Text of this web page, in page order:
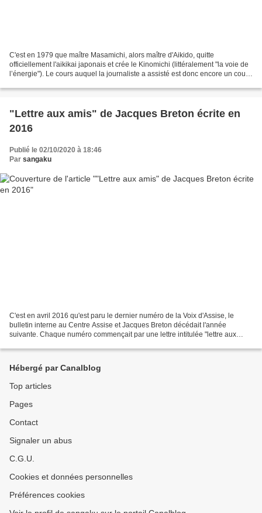
C'est en 1979 que maître Masamichi, alors maître d'Aikido, quitte
officiellement l'aikikai japonais et crée le Kinomichi (littéralement "la voie de
l’énergie"). Le cours auquel la journaliste a assisté est donc encore un cours
"Lettre aux amis" de Jacques Breton écrite en
2016
Publié le 02/10/2020 à 18:46
Par sangaku
C'est en avril 2016 qu'est paru le dernier numéro de la Voix d'Assise, le
bulletin interne au Centre Assise et Jacques Breton décédait l'année
suivante. Chaque numéro commençait par une lettre intitulée "lettre aux
Hébergé par Canalblog
Top articles
Pages
Contact
Signaler un abus
C.G.U.
Cookies et données personnelles
Préférences cookies